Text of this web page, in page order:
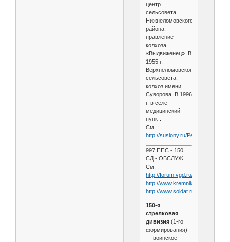
центр
сельсовета
Нижнеломовского
района,
правление
колхоза
«Выдвиженец». В
1955 г. –
Верхнеломовского
сельсовета,
колхоз имени
Суворова. В 1996
г. в селе
медицинский
пункт.
См. :
http://suslony.ru/Penzagebiet/
997 ППС - 150
СД - ОБСЛУЖ.
См. :
http://forum.vgd.ru/108/31931/
http://www.kremnik.ru/node/
http://www.soldat.ru/pps.html
150-я
стрелковая
дивизия(1-го
формирования)
— воинское